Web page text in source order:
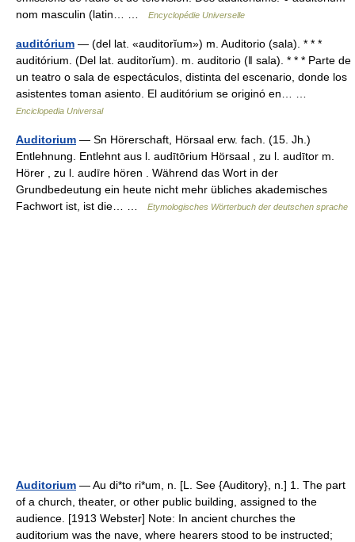
nom masculin (latin… …
Encyclopédie Universelle
auditórium — (del lat. «auditorĭum») m. Auditorio (sala). * * *
auditórium. (Del lat. auditorĭum). m. auditorio (ǁ sala). * * * Parte de
un teatro o sala de espectáculos, distinta del escenario, donde los
asistentes toman asiento. El auditórium se originó en… …
Enciclopedia Universal
Auditorium — Sn Hörerschaft, Hörsaal erw. fach. (15. Jh.)
Entlehnung. Entlehnt aus l. audītōrium Hörsaal , zu l. audītor m.
Hörer , zu l. audīre hören . Während das Wort in der
Grundbedeutung ein heute nicht mehr übliches akademisches
Fachwort ist, ist die… …
Etymologisches Wörterbuch der deutschen sprache
Auditorium — Au di*to ri*um, n. [L. See {Auditory}, n.] 1. The part
of a church, theater, or other public building, assigned to the
audience. [1913 Webster] Note: In ancient churches the
auditorium was the nave, where hearers stood to be instructed;